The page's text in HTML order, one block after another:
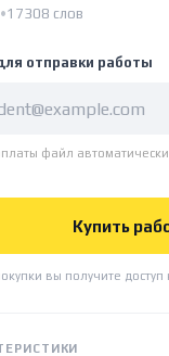
•17308 слов
отправки работы
файл
Купить
вы получите доступ